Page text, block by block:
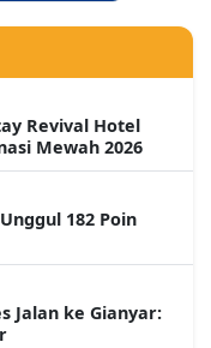
Revival Hotel
Mewah 2026
182 Poin
Jalan ke Gianyar: